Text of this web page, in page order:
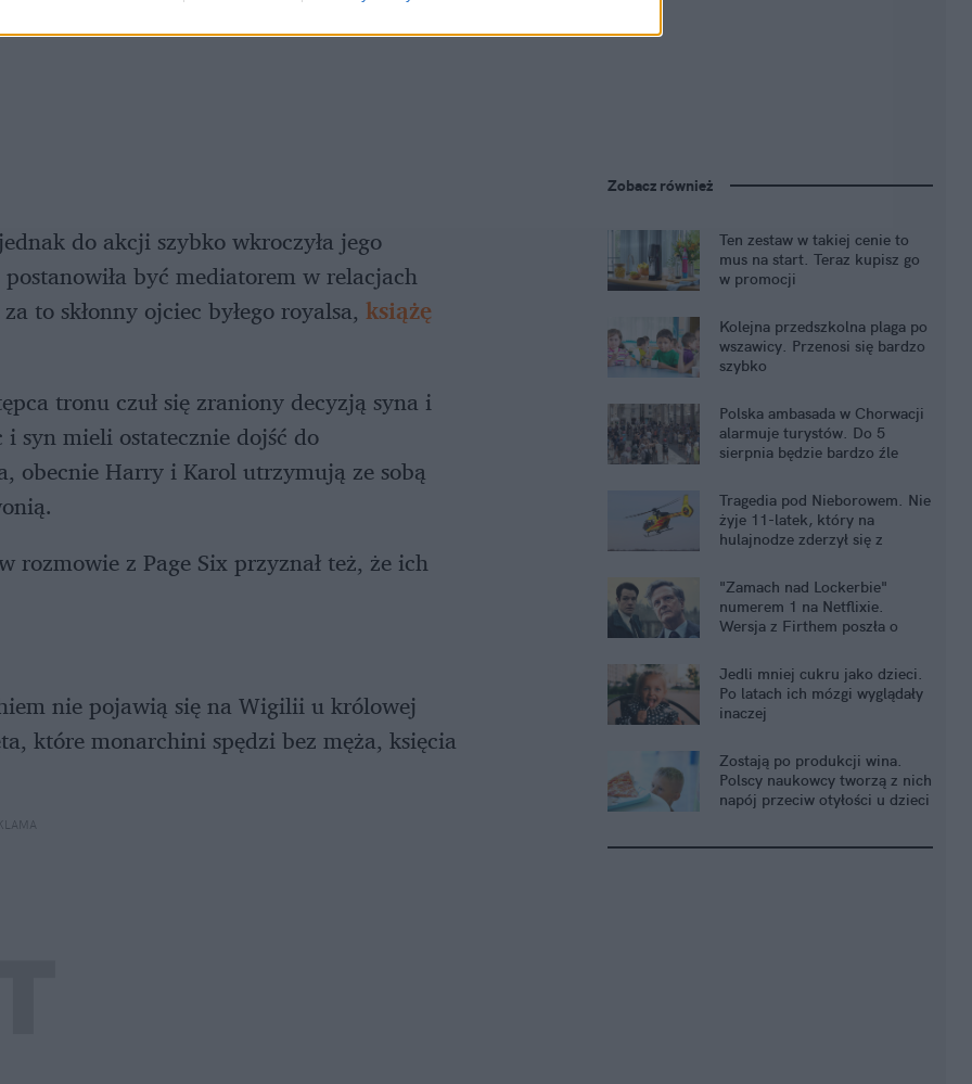
do akcji szybko wkroczyła jego
być mediatorem w relacjach
to skłonny ojciec byłego royalsa, książę
tronu czuł się zraniony decyzją syna i
syn mieli ostatecznie dojść do
obecnie Harry i Karol utrzymują ze sobą
rozmowie z Page Six przyznał też, że ich
nie pojawią się na Wigilii u królowej
które monarchini spędzi bez męża, księcia
Zobacz również
Ten zestaw w takiej cenie to
mus na start. Teraz kupisz go
w promocji
Kolejna przedszkolna plaga po
wszawicy. Przenosi się bardzo
szybko
Polska ambasada w Chorwacji
alarmuje turystów. Do 5
sierpnia będzie bardzo źle
Tragedia pod Nieborowem. Nie
żyje 11-latek, który na
hulajnodze zderzył się z
"Zamach nad Lockerbie"
numerem 1 na Netflixie.
Wersja z Firthem poszła o
Jedli mniej cukru jako dzieci.
Po latach ich mózgi wyglądały
inaczej
Zostają po produkcji wina.
Polscy naukowcy tworzą z nich
napój przeciw otyłości u dzieci